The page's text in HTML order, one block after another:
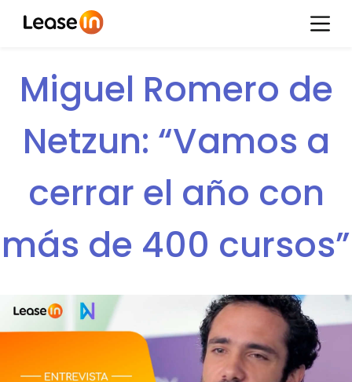
Miguel Romero de
Netzun: “Vamos a
cerrar el año con
más de 400 cursos”